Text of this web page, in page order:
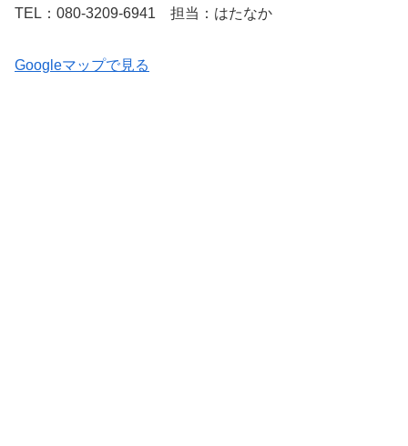
TEL：080-3209-6941 担当：はたなか
Googleマップで見る